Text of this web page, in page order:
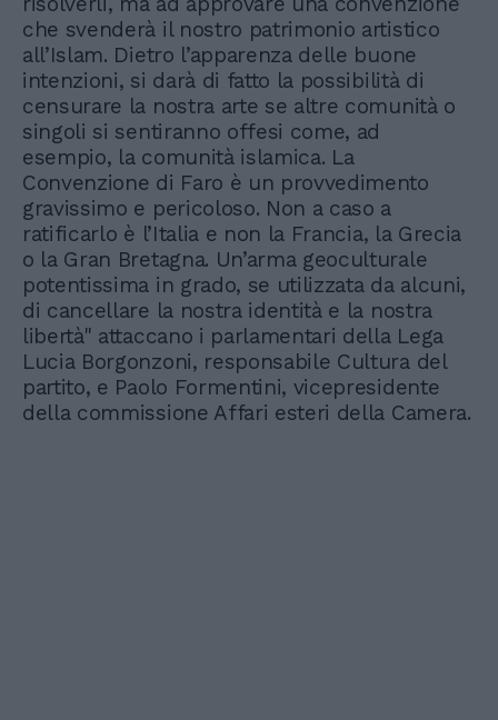
che svenderà il nostro patrimonio artistico
all’Islam. Dietro l’apparenza delle buone
intenzioni, si darà di fatto la possibilità di
censurare la nostra arte se altre comunità o
singoli si sentiranno offesi come, ad
esempio, la comunità islamica. La
Convenzione di Faro è un provvedimento
gravissimo e pericoloso. Non a caso a
ratificarlo è l’Italia e non la Francia, la Grecia
o la Gran Bretagna. Un’arma geoculturale
potentissima in grado, se utilizzata da alcuni,
di cancellare la nostra identità e la nostra
libertà" attaccano i parlamentari della Lega
Lucia Borgonzoni, responsabile Cultura del
partito, e Paolo Formentini, vicepresidente
della commissione Affari esteri della Camera.